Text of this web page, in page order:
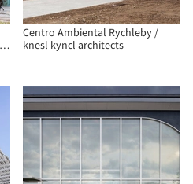
Centro Ambiental Rychleby /
knesl kyncl architects